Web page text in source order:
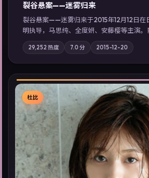
裂谷悬案——迷雾归来
裂谷悬案——迷雾归来于2015年12月12日在
明执导，马思纯、全度妍、安藤樱等主演
轴，两代人的执念在暴风雨夜正面相撞；摄
质；站内亦可通过「国产免费观看高清电视
同类型高分佳作，畅享高清在线追剧体验。
29,252 热度 7.0 分 2015-12-20
杜比